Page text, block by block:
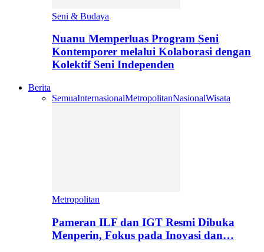
Seni & Budaya
Nuanu Memperluas Program Seni
Kontemporer melalui Kolaborasi dengan
Kolektif Seni Independen
Berita
SemuaInternasionalMetropolitanNasionalWisata
Metropolitan
Pameran ILF dan IGT Resmi Dibuka
Menperin, Fokus pada Inovasi dan…